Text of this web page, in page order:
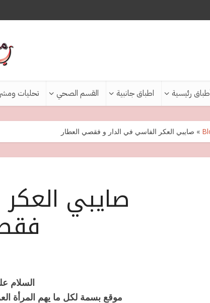
رئيسية اطباق جانبية القسم الصحي تحليات
» صايبي العكر الفاسي في الدار و فقصي العطار
صايبي
السلام
موقع بسمة لكل ما يهم المرأة